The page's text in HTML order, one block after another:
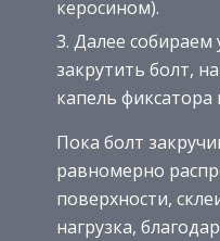
керосином).
Далее собираем
закрутить болт,
капель фиксатора
Пока болт
равномерно
поверхности,
нагрузка,